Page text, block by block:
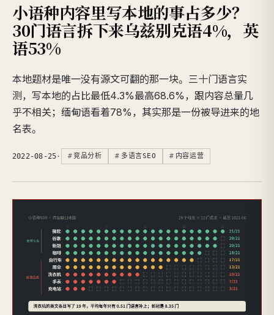
小语种内容里写本地的事占多少？
30门语言拆下来乌兹别克语4%，英
语53%
本地题材是唯一没有源文可翻的那一块。三十门语言实
测，写本地的占比最低4.3%最高68.6%，跟内容总量几
乎不相关；缅甸语看着78%，其实那是一份被导进来的地
名表。
2022-08-25 · 竞品分析 多语言SEO 内容运营